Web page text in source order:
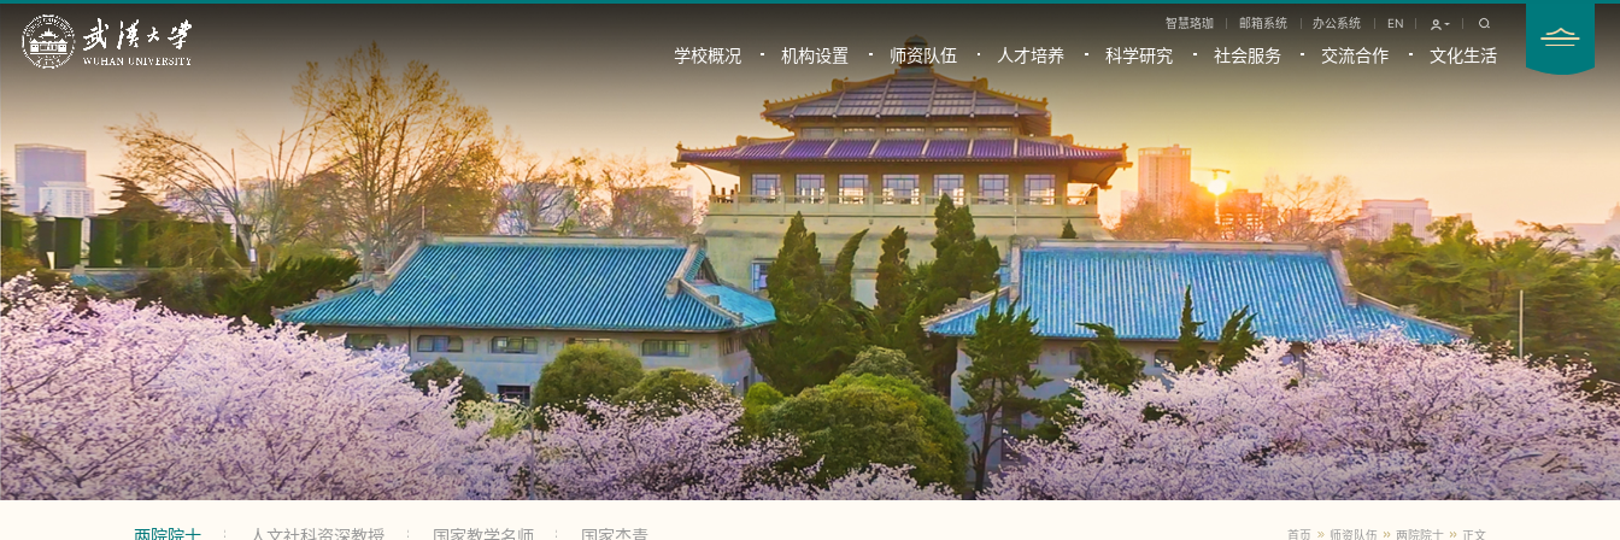
智慧珞珈 邮箱系统 办公系统 EN
学校概况 机构设置 师资队伍 人才培养 科学研究 社会服务 交流合作 文化生活
首页 师资队伍 两院院士 正文